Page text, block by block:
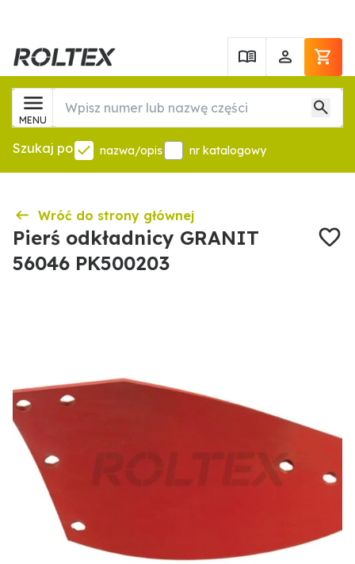
MENU
Szukaj po nazwa/opis nr katalogowy
Wróć do strony głównej
Pierś odkładnicy GRANIT
56046 PK500203